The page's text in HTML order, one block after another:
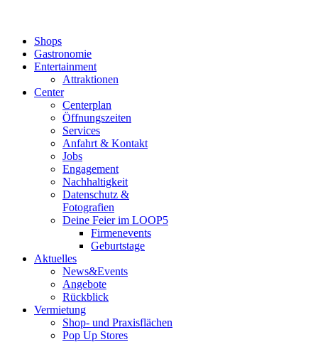
Shops
Gastronomie
Entertainment
Attraktionen
Center
Centerplan
Öffnungszeiten
Services
Anfahrt & Kontakt
Jobs
Engagement
Nachhaltigkeit
Datenschutz &
Fotografien
Deine Feier im LOOP5
Firmenevents
Geburtstage
Aktuelles
News&Events
Angebote
Rückblick
Vermietung
Shop- und Praxisflächen
Pop Up Stores